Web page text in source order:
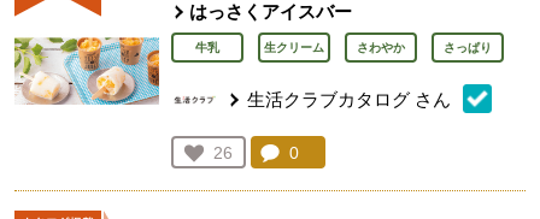
はっさくアイスバー
牛乳 生クリーム さわやか さっぱり
生活クラブカタログ さん
お気に入り登録：
26
人が登録
コメント：
0